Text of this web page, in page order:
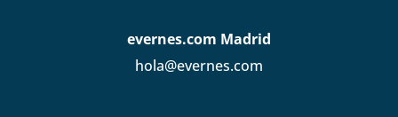
evernes.com Madrid
hola@evernes.com